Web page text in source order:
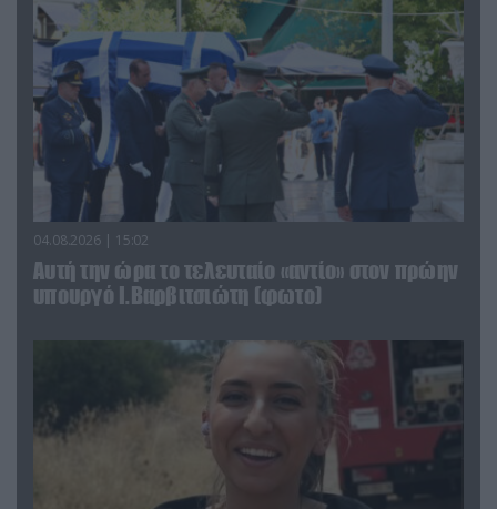
04.08.2026 | 15:02
Αυτή την ώρα το τελευταίο «αντίο» στον πρώην
υπουργό Ι.Βαρβιτσιώτη (φωτο)